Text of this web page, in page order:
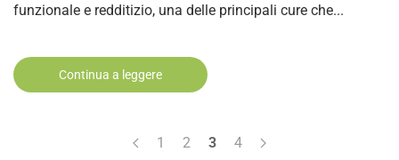
funzionale e redditizio, una delle principali cure che...
Continua a leggere
1 2 3 4